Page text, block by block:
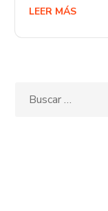
LEER MÁS